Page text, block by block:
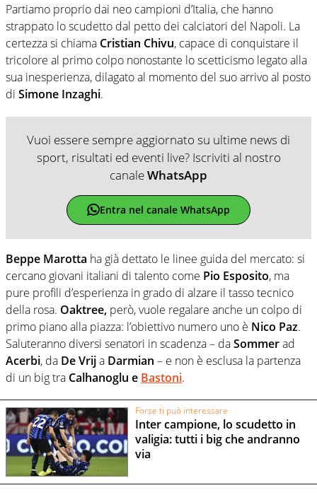
Partiamo proprio dai neo campioni d’Italia, che hanno
strappato lo scudetto dal petto dei calciatori del Napoli. La
certezza si chiama Cristian Chivu, capace di conquistare il
tricolore al primo colpo nonostante lo scetticismo legato alla
sua inesperienza, dilagato al momento del suo arrivo al posto
di Simone Inzaghi.
Vuoi essere sempre aggiornato su ultime news di
sport, risultati ed eventi live? Iscriviti al nostro
canaleWhatsApp
Entra nel canale WhatsApp
Beppe Marotta ha già dettato le linee guida del mercato: si
cercano giovani italiani di talento come Pio Esposito, ma
pure profili d’esperienza in grado di alzare il tasso tecnico
della rosa. Oaktree, però, vuole regalare anche un colpo di
primo piano alla piazza: l’obiettivo numero uno è Nico Paz.
Saluteranno diversi senatori in scadenza – daSommerad
Acerbi, da De Vrija Darmian – e non è esclusa la partenza
di un big tra Calhanoglu e Bastoni.
Forse ti può interessare
Inter campione, lo scudetto in
valigia: tutti i big che andranno
via